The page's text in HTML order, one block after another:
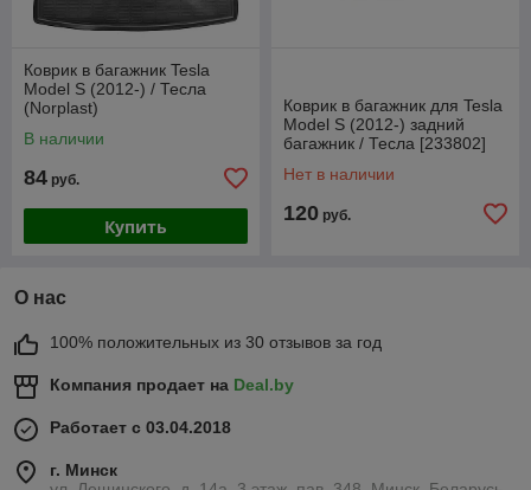
Коврик в багажник Tesla
Model S (2012-) / Тесла
(Norplast)
В наличии
84 руб.
Купить
Коврик в багажник для Tesla
Model S (2012-) задний
багажник / Тесла [233802]
Нет в наличии
120 руб.
О нас
100% положительных из 30 отзывов за год
Компания продает на Deal.by
Работает с 03.04.2018
г. Минск